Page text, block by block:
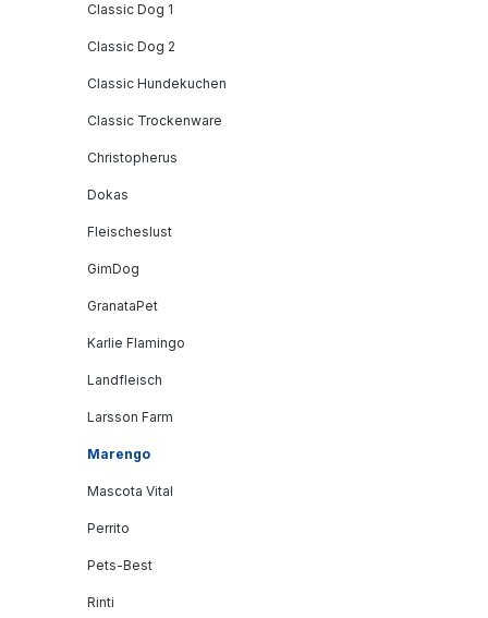
Classic Dog 1
Classic Dog 2
Classic Hundekuchen
Classic Trockenware
Christopherus
Dokas
Fleischeslust
GimDog
GranataPet
Karlie Flamingo
Landfleisch
Larsson Farm
Marengo
Mascota Vital
Perrito
Pets-Best
Rinti